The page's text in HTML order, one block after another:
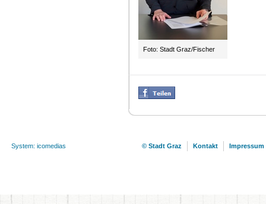
Foto: Stadt Graz/Fischer
System: icomedias © Stadt Graz Kontakt Impressum